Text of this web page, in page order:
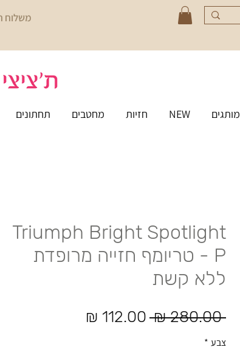
משלוח
מותגים NEW חזיות מחטבים תחתונים
Triumph Bright Spotlight
P - טריומף חזייה מרופדת
ללא קשת
‏280.00 ‏₪ מחיר רגיל
צבע *